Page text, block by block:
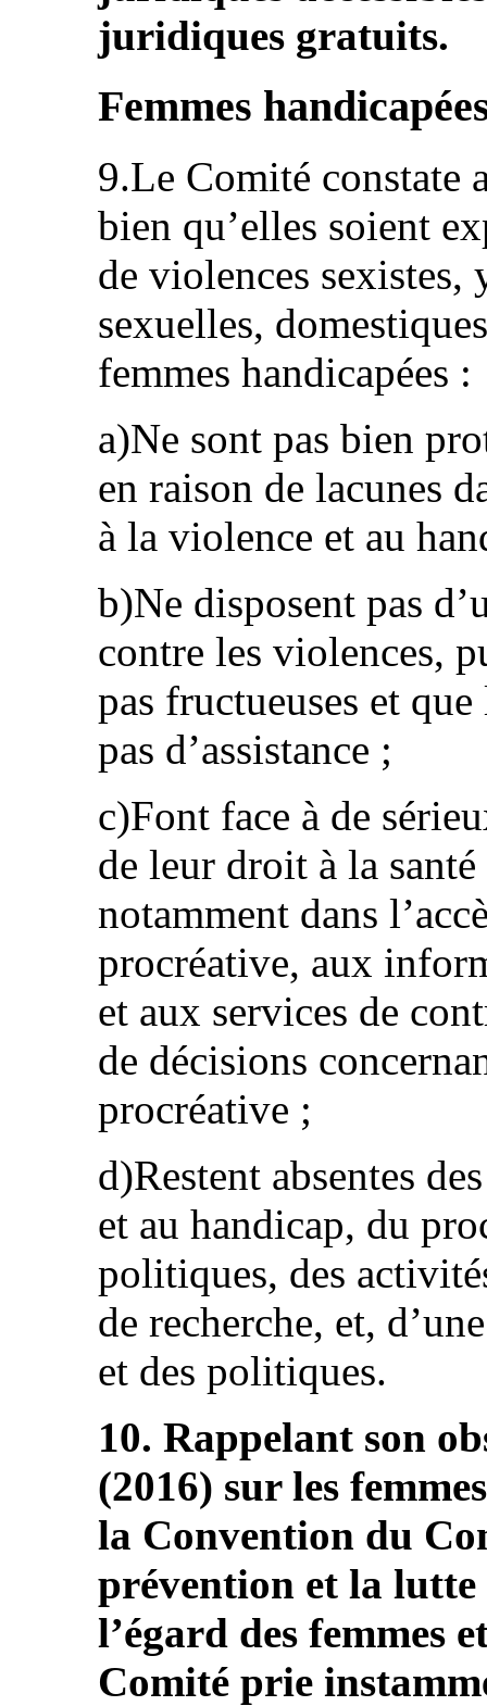
juridiques gratuits.
Femmes
9.Le Comité constate
bien qu’elles soient
de violences
sexuelles,
femmes handicapées :
a)Ne sont pas bien
en raison de lacunes
à la violence et au
b)Ne disposent pas
contre les violences,
pas fructueuses et
pas d’assistance ;
c)Font face à de
de leur droit à la
notamment dans
procréative, aux
et aux services de
de décisions
procréative ;
d)Restent absentes
et au handicap, du
politiques, des
de recherche, et,
et des politiques.
10. Rappelant son
(2016) sur les
la Convention du
prévention et la lutte
l’égard des femmes
Comité prie